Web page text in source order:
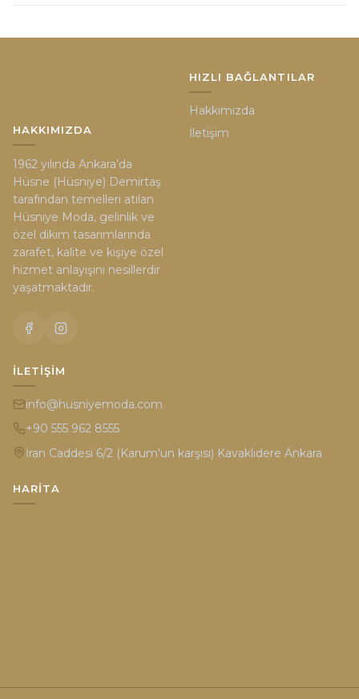
HAKKIMIZDA
1962 yılında Ankara’da
Hüsne (Hüsniye) Demirtaş
tarafından temelleri atılan
Hüsniye Moda, gelinlik ve
özel dikim tasarımlarında
zarafet, kalite ve kişiye özel
hizmet anlayışını nesillerdir
yaşatmaktadır.
HIZLI BAĞLANTILAR
Hakkımızda
İletişim
İLETIŞIM
info@husniyemoda.com
+90 555 962 8555
İran Caddesi 6/2 (Karum'un karşısı) Kavaklıdere Ankara
HARITA